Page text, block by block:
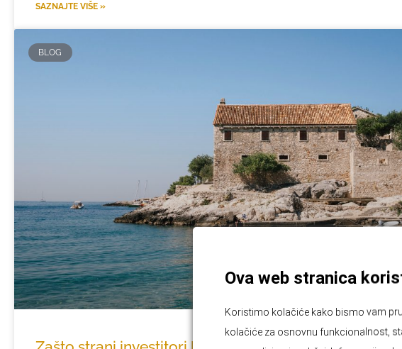
SAZNAJTE VIŠE »
BLOG
Ova web stranica
Koristimo kolačiće kako bismo vam
kolačiće za osnovnu funkcionalnost,